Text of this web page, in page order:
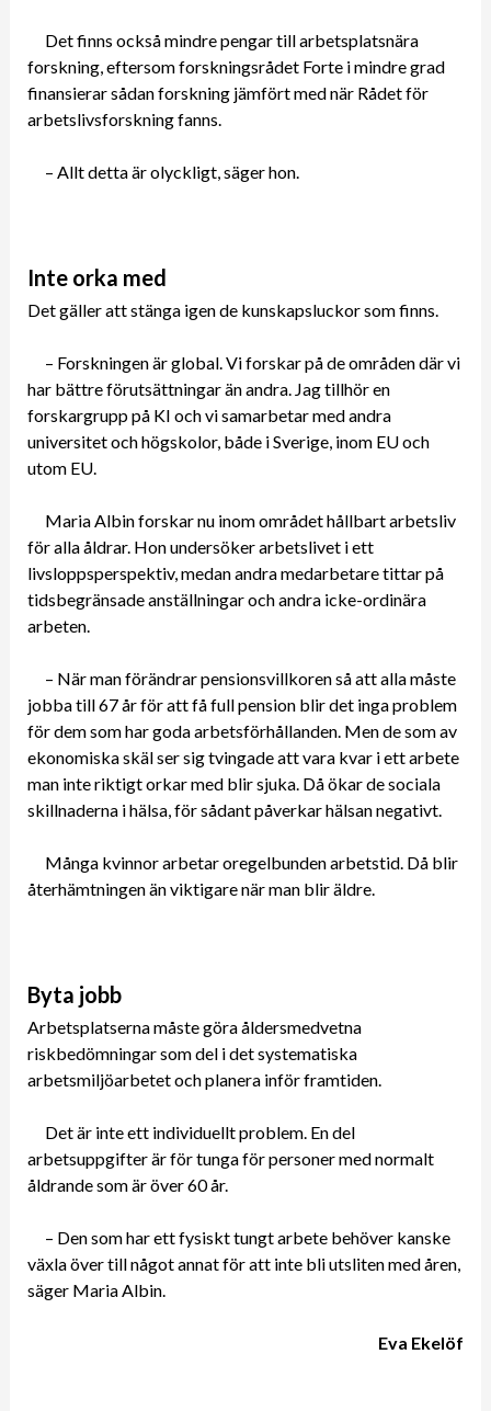
Det finns också mindre pengar till arbetsplatsnära
forskning, eftersom forskningsrådet Forte i mindre grad
finansierar sådan forskning jämfört med när Rådet för
arbetslivsforskning fanns.
– Allt detta är olyckligt, säger hon.
Inte orka med
Det gäller att stänga igen de kunskapsluckor som finns.
– Forskningen är global. Vi forskar på de områden där vi
har bättre förutsättningar än andra. Jag tillhör en
forskargrupp på KI och vi samarbetar med andra
universitet och högskolor, både i Sverige, inom EU och
utom EU.
Maria Albin forskar nu inom området hållbart arbetsliv
för alla åldrar. Hon undersöker arbetslivet i ett
livsloppsperspektiv, medan andra medarbetare tittar på
tidsbegränsade anställningar och andra icke-ordinära
arbeten.
– När man förändrar pensionsvillkoren så att alla måste
jobba till 67 år för att få full pension blir det inga problem
för dem som har goda arbetsförhållanden. Men de som av
ekonomiska skäl ser sig tvingade att vara kvar i ett arbete
man inte riktigt orkar med blir sjuka. Då ökar de sociala
skillnaderna i hälsa, för sådant påverkar hälsan negativt.
Många kvinnor arbetar oregelbunden arbetstid. Då blir
återhämtningen än viktigare när man blir äldre.
Byta jobb
Arbetsplatserna måste göra åldersmedvetna
riskbedömningar som del i det systematiska
arbetsmiljöarbetet och planera inför framtiden.
Det är inte ett individuellt problem. En del
arbetsuppgifter är för tunga för personer med normalt
åldrande som är över 60 år.
– Den som har ett fysiskt tungt arbete behöver kanske
växla över till något annat för att inte bli utsliten med åren,
säger Maria Albin.
Eva Ekelöf